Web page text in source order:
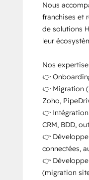
Revenue
Sales Hub
Salesforce
SEO
Nous
franchises et
de solutions
leur
Nos
👉
👉 Migration
Zoho,
👉 Intégration
CRM, BDD,
👉
connectées,
👉
(migration